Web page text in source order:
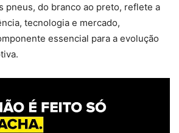
pneus, do branco ao preto, reflete a
tecnologia e mercado,
essencial para a evolução